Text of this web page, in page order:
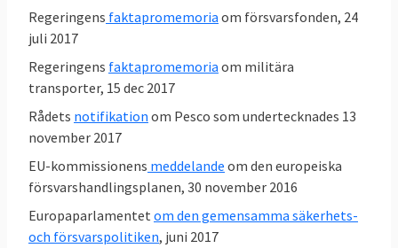
närvarande den italienska socialdemokraten
Federica Mogherini.
3. Vad är Europeiska försvarsbyrån?
2004 och har till uppgift att stödja
medlemsländerna och förbättra EU:s
försvarskapacitet på krishanteringsområdet
Regeringens faktapromemoria om försvarsfonden, 24
juli 2017
Regeringens faktapromemoria om militära
transporter, 15 dec 2017
Rådets notifikation om Pesco som undertecknades 13
november 2017
EU-kommissionens meddelande om den europeiska
försvarshandlingsplanen, 30 november 2016
Europaparlamentet om den gemensamma säkerhets-
och försvarspolitiken, juni 2017